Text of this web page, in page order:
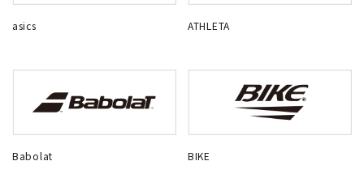
asics ATHLETA
Babolat BIKE